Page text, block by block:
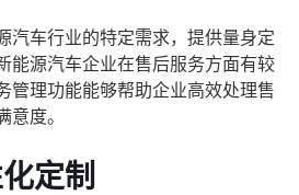
汽车行业的特定需求，提供量身定
能源汽车企业在售后服务方面有较
管理功能能够帮助企业高效处理售
度。
定制